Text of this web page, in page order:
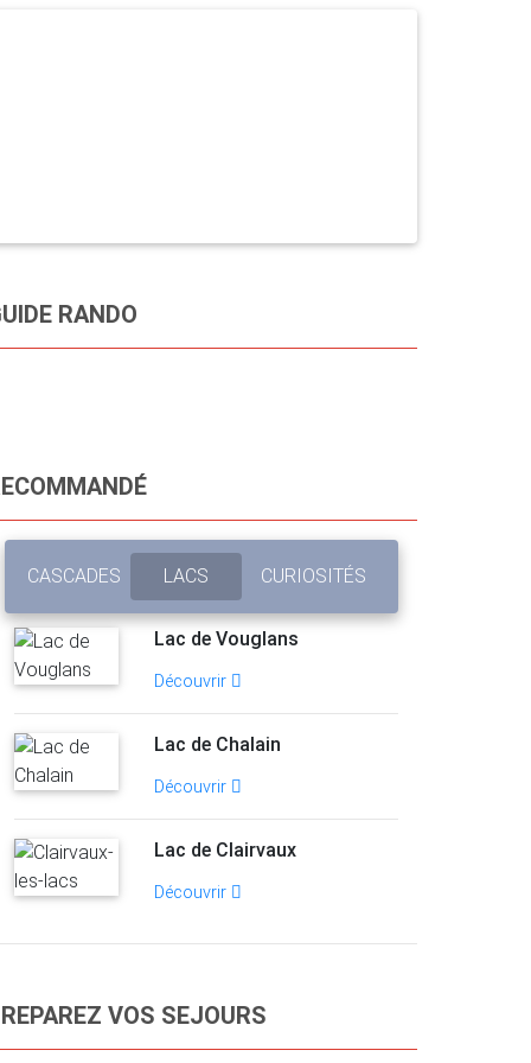
RANDO
CASCADES LACS CURIOSITÉS
Lac de Vouglans
Découvrir
Lac de Chalain
Découvrir
Lac de Clairvaux
Découvrir
VOS SEJOURS